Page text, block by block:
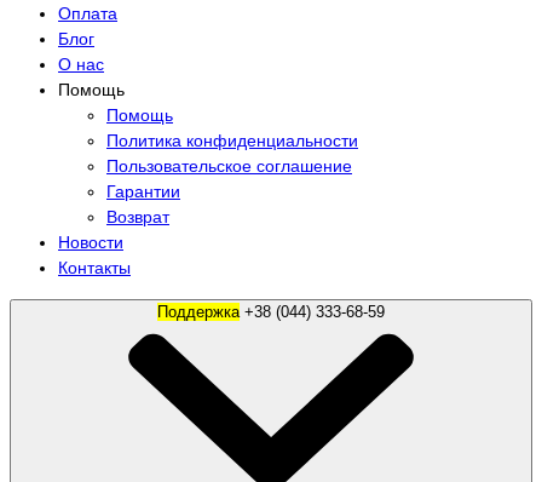
Оплата
Блог
О нас
Помощь
Помощь
Политика конфиденциальности
Пользовательское соглашение
Гарантии
Возврат
Новости
Контакты
Поддержка